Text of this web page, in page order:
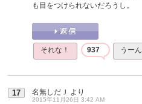
も目をつけられないだろうし。
それな！ 937 うー
17 名無しだＪ より
2015年11月26日 3:42 AM